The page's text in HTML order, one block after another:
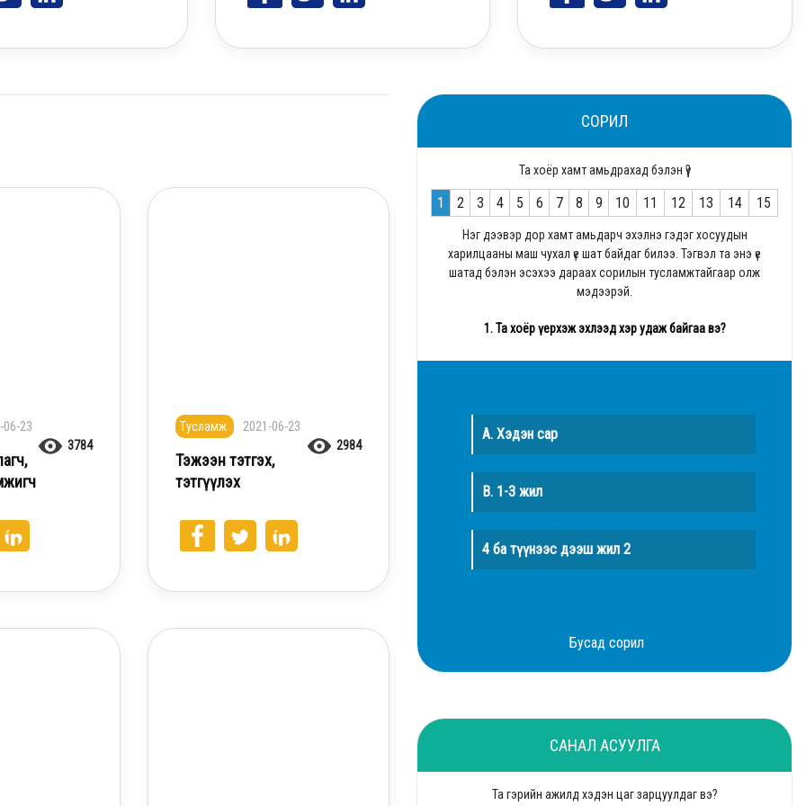
06-23
3784
Тусламж
2021-06-23
2984
Тэжээн тэтгэх,
тэтгүүлэх
СОРИЛ
Та хоёр хамт амьдрахад бэлэн үү?
1 2 3 4 5 6 7 8 9 10 11 12 13 14 15
Нэг дээвэр дор хамт амьдарч эхэлнэ гэдэг хосуудын
харилцааны маш чухал үе шат байдаг билээ. Тэгвэл та энэ үе
шатад бэлэн эсэхээ дараах сорилын тусламжтайгаар олж
мэдээрэй.
1. Та хоёр үерхэж эхлээд хэр удаж байгаа вэ?
A. Хэдэн сар
B. 1-3 жил
4 ба түүнээс дээш жил 2
Бусад сорил
САНАЛ АСУУЛГА
Та гэрийн ажилд хэдэн цаг зарцуулдаг вэ?